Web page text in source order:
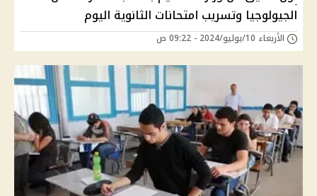
الجيولوجيا وتسريب امتحانات الثانوية اليوم
الأربعاء 10/يوليو/2024 - 09:22 ص